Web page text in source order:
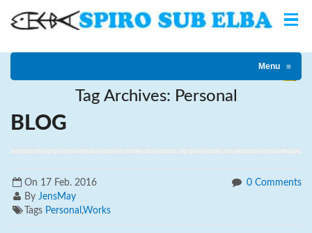
Menu ≡
Tag Archives: Personal
BLOG
On 17 Feb. 2016
By JensMay
Tags Personal ,Works
0 Comments